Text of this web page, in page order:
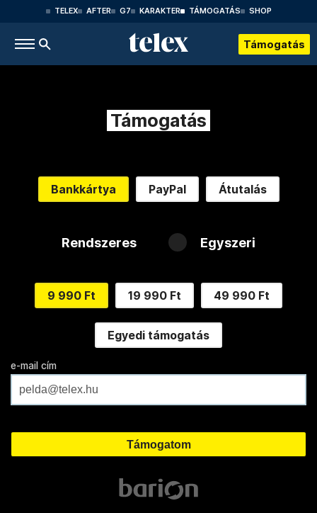
TELEX AFTER G7 KARAKTER TÁMOGATÁS SHOP
Támogatás
Támogatás
Bankkártya PayPal Átutalás
Rendszeres Egyszeri
9 990 Ft 19 990 Ft 49 990 Ft
Egyedi támogatás
e-mail cím